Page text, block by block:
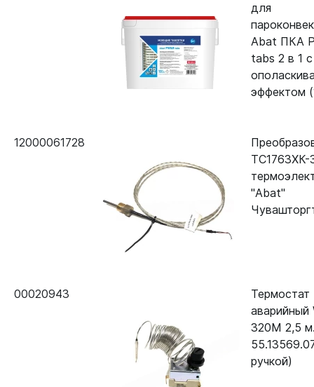
для
Abat ПКА
tabs 2 в 1 с
эффектом
12000061728
ТС1763ХК-
"Abat"
00020943
Термостат
аварийный
320M 2,5
ручкой)